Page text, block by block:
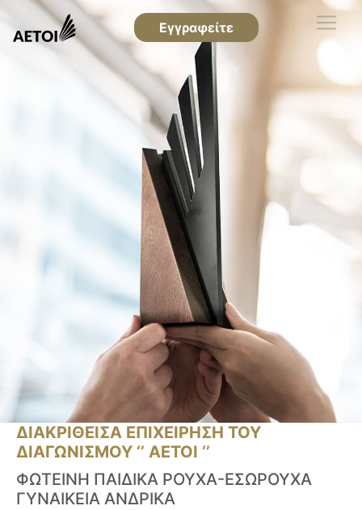
Εγγραφείτε
ΔΙΑΚΡΙΘΕΙΣΑ ΕΠΙΧΕΙΡΗΣΗ ΤΟΥ
ΔΙΑΓΩΝΙΣΜΟΥ ‘’ ΑΕΤΟΙ ‘’
ΦΩΤΕΙΝΗ ΠΑΙΔΙΚΑ ΡΟΥΧΑ-ΕΣΩΡΟΥΧΑ
ΓΥΝΑΙΚΕΙΑ ΑΝΔΡΙΚΑ